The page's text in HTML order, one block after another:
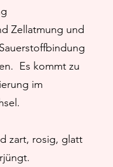
Zellatmung und
Es kommt zu
im
zart, rosig, glatt